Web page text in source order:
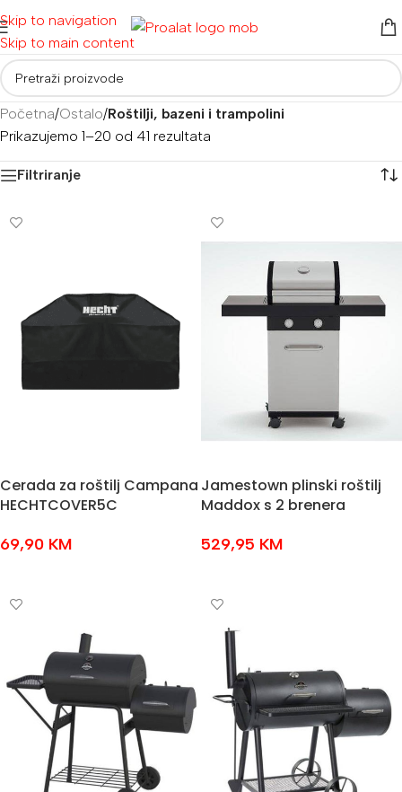
Skip to navigation
Skip to main content
Početna/Ostalo/Roštilji, bazeni i trampolini
Prikazujemo 1–20 od 41 rezultata
Filtriranje
Cerada za roštilj Campana
HECHTCOVER5C
69,90 KM
Jamestown plinski roštilj
Maddox s 2 brenera
529,95 KM